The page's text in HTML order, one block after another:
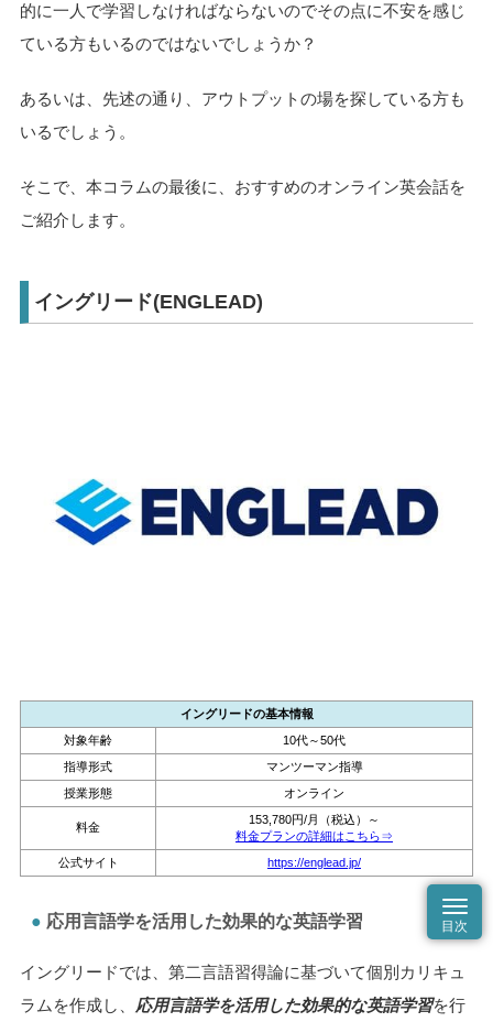
的に一人で学習しなければならないのでその点に不安を感じ
ている方もいるのではないでしょうか？
あるいは、先述の通り、アウトプットの場を探している方も
いるでしょう。
そこで、本コラムの最後に、おすすめのオンライン英会話を
ご紹介します。
イングリード(ENGLEAD)
イングリードの基本情報
対象年齢
10代～50代
指導形式
マンツーマン指導
授業形態
オンライン
料金
153,780円/月（税込）～
料金プランの詳細はこちら⇒
公式サイト
https://englead.jp/
応用言語学を活用した効果的な英語学習
イングリードでは、第二言語習得論に基づいて個別カリキュ
ラムを作成し、 応用言語学を活用した効果的な英語学習を行